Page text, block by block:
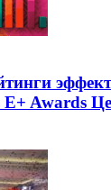
E+ Awards